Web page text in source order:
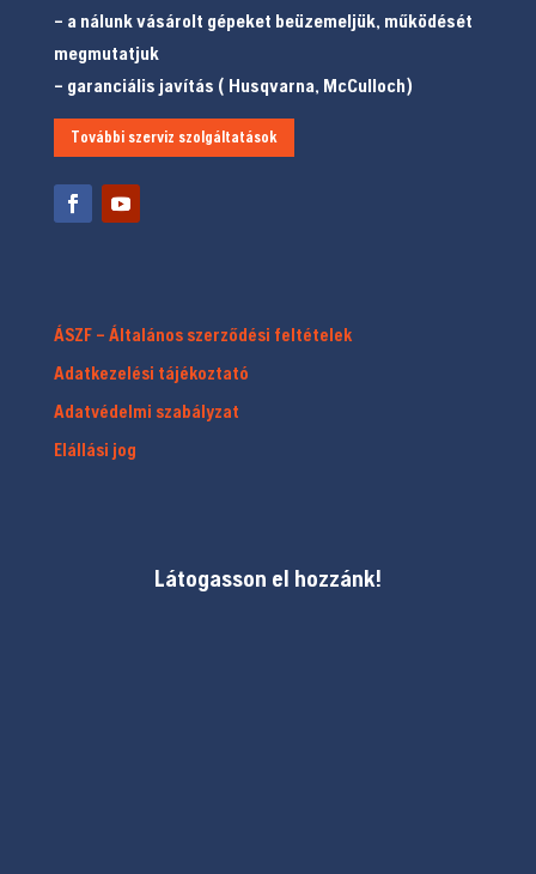
– a nálunk vásárolt gépeket beüzemeljük, működését
megmutatjuk
– garanciális javítás ( Husqvarna, McCulloch)
További szerviz szolgáltatások
ÁSZF – Általános szerződési feltételek
Adatkezelési tájékoztató
Adatvédelmi szabályzat
Elállási jog
Látogasson el hozzánk!